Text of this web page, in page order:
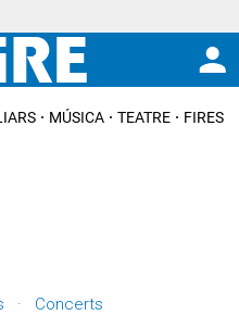
MÚSICA TEATRE FIRES I
· Concerts